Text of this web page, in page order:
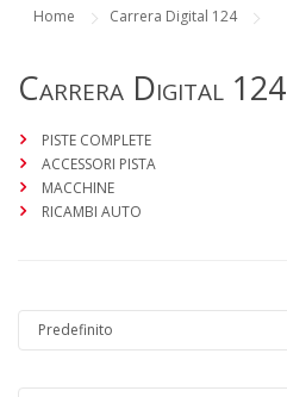
Home Carrera Digital 124
Carrera Digital 124
PISTE COMPLETE
ACCESSORI PISTA
MACCHINE
RICAMBI AUTO